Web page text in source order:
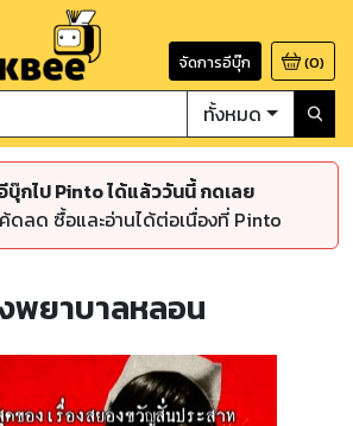
จัดการอีบุ๊ก (0)
ทั้งหมด
บุ๊กไป Pinto ได้แล้ววันนี้ กดเลย
ดลด ซื้อและอ่านได้ต่อเนื่องที่ Pinto
พยาบาลหลอน